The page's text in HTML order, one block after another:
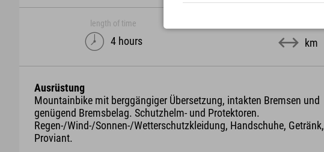
length of time
4 hours km
Ausrüstung
Mountainbike mit berggängiger Übersetzung, intakten Bremsen und
genügend Bremsbelag. Schutzhelm- und Protektoren.
Regen-/Wind-/Sonnen-/Wetterschutzkleidung, Handschuhe, Getränk,
Proviant.